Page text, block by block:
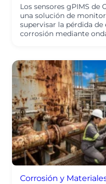
Los sensores gPIMS de
una solución de
supervisar la pérdida de
corrosión mediante
Corrosión y